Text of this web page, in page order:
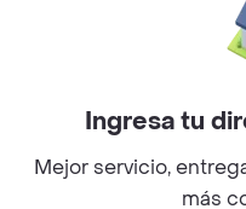
Ingresa tu
Mejor servicio,
más